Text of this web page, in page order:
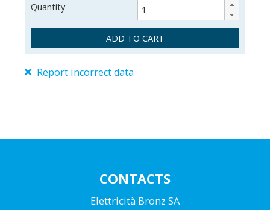
Quantity
ADD TO CART
Report incorrect data
CONTACTS
Elettricità Bronz SA